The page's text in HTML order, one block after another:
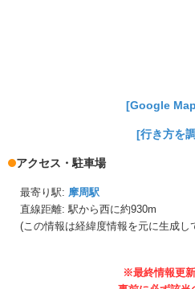
[Google
[行き方を
アクセス・駐車場
最寄り駅: 摩周駅
直線距離: 駅から西に約930m
(この情報は経緯度情報を元に生成し